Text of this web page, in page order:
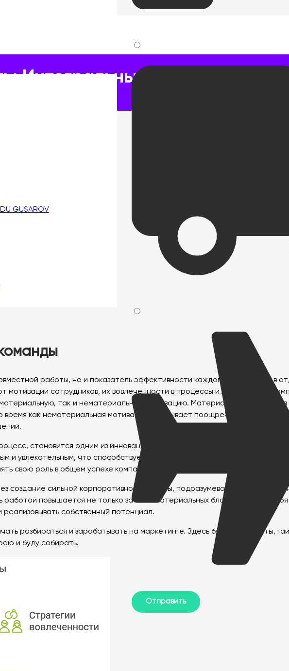
GUSAROV
Интегральные Стратегии для
работы, но и показатель эффективности каждого сотрудника в
мотивации сотрудников, их вовлеченности в процессы и лояльности к
так и нематериальную мотивацию. Материальная
как нематериальная мотивация охватывает поощрение сотрудников
становится одним из инновационных методов повышения
и увлекательным, что способствует росту продуктивности. Кроме того,
свою роль в общем успехе компании и вносить корректировки в свою
создание сильной корпоративной культуры, подразумевающей четкое
повышается не только за счет материальных благ, но и
реализовывать собственный потенциал.
разбираться и зарабатывать на маркетинге. Здесь будут чек-листы,
и буду собирать.